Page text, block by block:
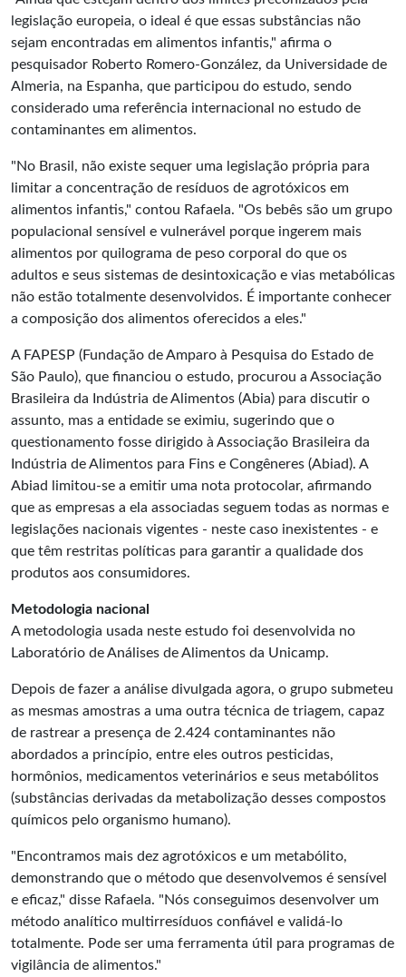
legislação europeia, o ideal é que essas substâncias não
sejam encontradas em alimentos infantis," afirma o
pesquisador Roberto Romero-González, da Universidade de
Almeria, na Espanha, que participou do estudo, sendo
considerado uma referência internacional no estudo de
contaminantes em alimentos.
"No Brasil, não existe sequer uma legislação própria para
limitar a concentração de resíduos de agrotóxicos em
alimentos infantis," contou Rafaela. "Os bebês são um grupo
populacional sensível e vulnerável porque ingerem mais
alimentos por quilograma de peso corporal do que os
adultos e seus sistemas de desintoxicação e vias metabólicas
não estão totalmente desenvolvidos. É importante conhecer
a composição dos alimentos oferecidos a eles."
A FAPESP (Fundação de Amparo à Pesquisa do Estado de
São Paulo), que financiou o estudo, procurou a Associação
Brasileira da Indústria de Alimentos (Abia) para discutir o
assunto, mas a entidade se eximiu, sugerindo que o
questionamento fosse dirigido à Associação Brasileira da
Indústria de Alimentos para Fins e Congêneres (Abiad). A
Abiad limitou-se a emitir uma nota protocolar, afirmando
que as empresas a ela associadas seguem todas as normas e
legislações nacionais vigentes - neste caso inexistentes - e
que têm restritas políticas para garantir a qualidade dos
produtos aos consumidores.
Metodologia nacional
A metodologia usada neste estudo foi desenvolvida no
Laboratório de Análises de Alimentos da Unicamp.
Depois de fazer a análise divulgada agora, o grupo submeteu
as mesmas amostras a uma outra técnica de triagem, capaz
de rastrear a presença de 2.424 contaminantes não
abordados a princípio, entre eles outros pesticidas,
hormônios, medicamentos veterinários e seus metabólitos
(substâncias derivadas da metabolização desses compostos
químicos pelo organismo humano).
"Encontramos mais dez agrotóxicos e um metabólito,
demonstrando que o método que desenvolvemos é sensível
e eficaz," disse Rafaela. "Nós conseguimos desenvolver um
método analítico multirresíduos confiável e validá-lo
totalmente. Pode ser uma ferramenta útil para programas de
vigilância de alimentos."